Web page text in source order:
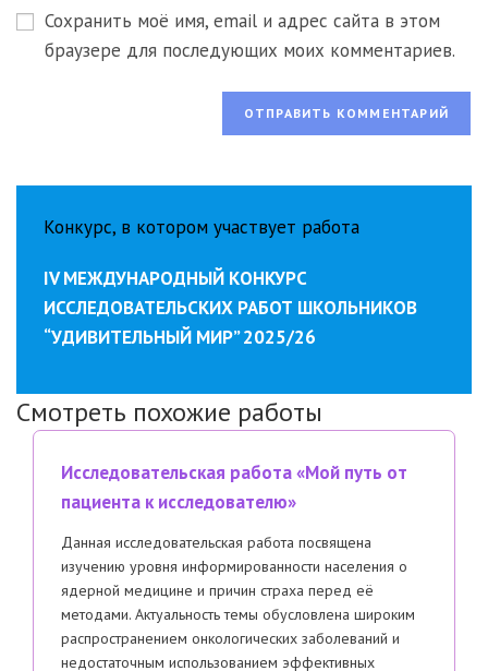
веб-
сайта
Сохранить моё имя, email и адрес сайта в этом
браузере для последующих моих комментариев.
Конкурс, в котором участвует работа
IV МЕЖДУНАРОДНЫЙ КОНКУРС
ИССЛЕДОВАТЕЛЬСКИХ РАБОТ ШКОЛЬНИКОВ
“УДИВИТЕЛЬНЫЙ МИР” 2025/26
Смотреть похожие работы
Исследовательская работа «Мой путь от
пациента к исследователю»
Данная исследовательская работа посвящена
изучению уровня информированности населения о
ядерной медицине и причин страха перед её
методами. Актуальность темы обусловлена широким
распространением онкологических заболеваний и
недостаточным использованием эффективных